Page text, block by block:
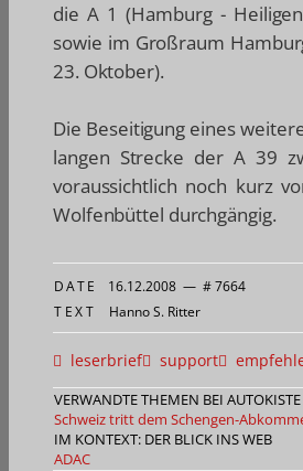
die A 1 (Hamburg -
sowie im Großraum
23. Oktober).
Die Beseitigung eines
langen Strecke der A 39
voraussichtlich noch kurz
Wolfenbüttel durchgängig.
DATE 16.12.2008 — # 7664
TEXT Hanno S. Ritter
leserbrief support
VERWANDTE THEMEN BEI AUTOKISTE
Schweiz tritt dem Schengen-
IM KONTEXT: DER BLICK INS WEB
ADAC